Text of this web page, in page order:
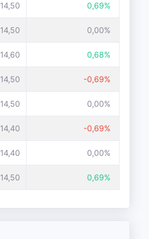
14,50 0,69%
14,50 0,00%
14,60 0,68%
14,50 -0,69%
14,50 0,00%
14,40 -0,69%
14,40 0,00%
14,50 0,69%